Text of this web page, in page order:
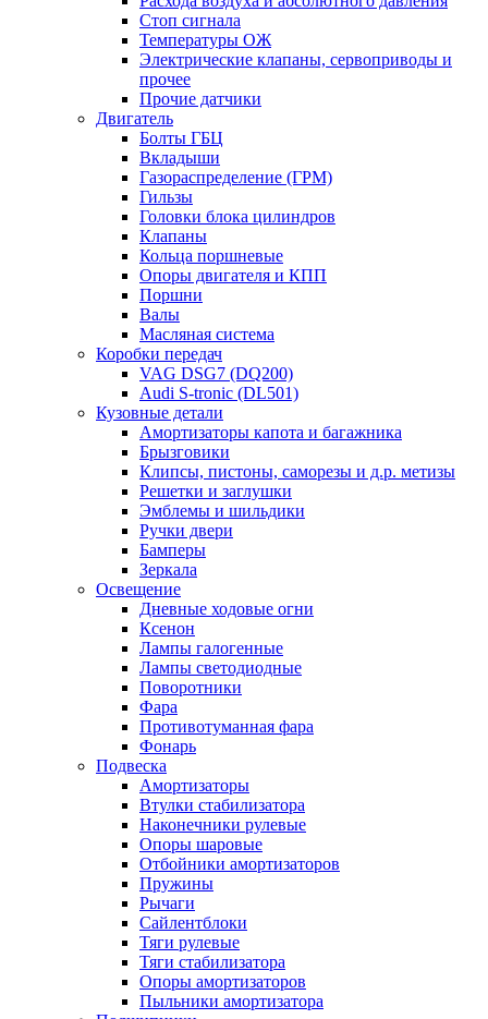
Стоп сигнала
Температуры ОЖ
Электрические клапаны, сервоприводы и
прочее
Прочие датчики
Двигатель
Болты ГБЦ
Вкладыши
Газораспределение (ГРМ)
Гильзы
Головки блока цилиндров
Клапаны
Кольца поршневые
Опоры двигателя и КПП
Поршни
Валы
Масляная система
Коробки передач
VAG DSG7 (DQ200)
Audi S-tronic (DL501)
Кузовные детали
Амортизаторы капота и багажника
Брызговики
Клипсы, пистоны, саморезы и д.р. метизы
Решетки и заглушки
Эмблемы и шильдики
Ручки двери
Бамперы
Зеркала
Освещение
Дневные ходовые огни
Ксенон
Лампы галогенные
Лампы светодиодные
Поворотники
Фара
Противотуманная фара
Фонарь
Подвеска
Амортизаторы
Втулки стабилизатора
Наконечники рулевые
Опоры шаровые
Отбойники амортизаторов
Пружины
Рычаги
Сайлентблоки
Тяги рулевые
Тяги стабилизатора
Опоры амортизаторов
Пыльники амортизатора